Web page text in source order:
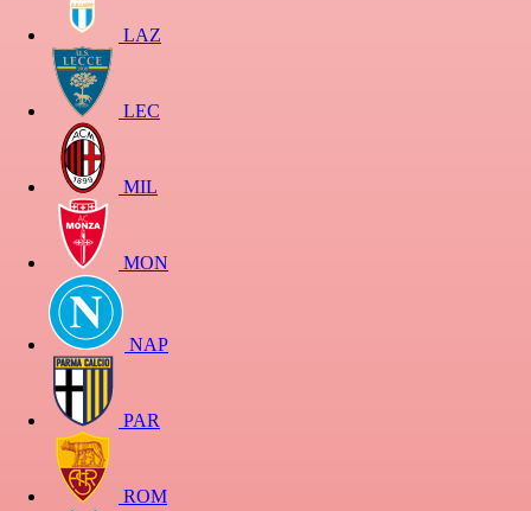
LAZ
LEC
MIL
MON
NAP
PAR
ROM